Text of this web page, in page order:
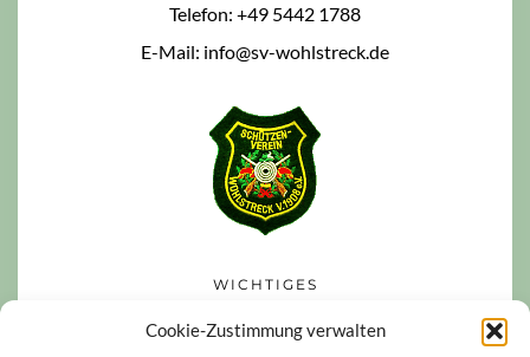
Cookie-Zustimmung verwalten
Telefon: +49 5442 1788
E-Mail: info@sv-wohlstreck.de
WICHTIGES
Datenschutzerklärung